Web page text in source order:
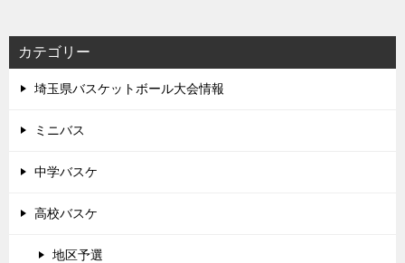
カテゴリー
埼玉県バスケットボール大会情報
ミニバス
中学バスケ
高校バスケ
地区予選